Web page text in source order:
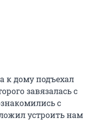
к дому подъехал
завязалась с
с
устроить нам